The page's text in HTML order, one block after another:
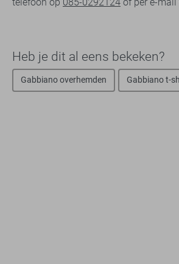
Heb je dit al eens bekeken?
Gabbiano overhemden Gabbiano t-